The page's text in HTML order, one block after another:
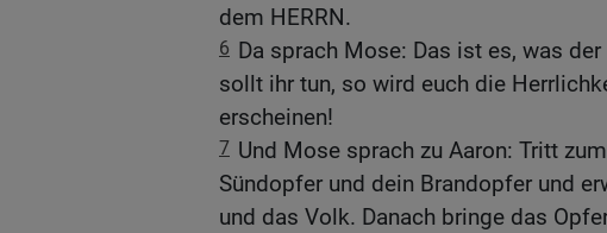
dem HERRN.
6 Da sprach Mose: Das ist es, was
sollt ihr tun, so wird euch die
erscheinen!
7 Und Mose sprach zu Aaron: Tritt
Sündopfer und dein Brandopfer und
und das Volk. Danach bringe das